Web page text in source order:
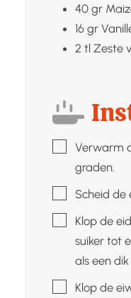
40 gr
16 gr
2 tl Zeste
▢Verwarm
graden.
▢Scheid de
▢Klop de
suiker tot
als een
▢Klop de